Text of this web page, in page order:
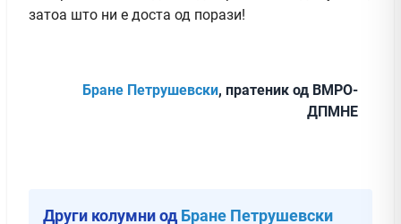
затоа што ни е доста од порази!
Бране Петрушевски, пратеник од ВМРО-
ДПМНЕ
Други колумни од Бране Петрушевски